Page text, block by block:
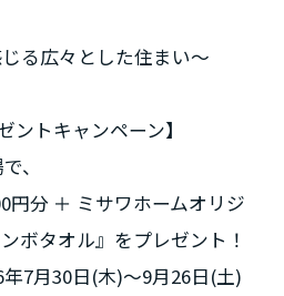
る広々とした住まい～
ントキャンペーン】
、
円分 ＋ ミサワホームオリジ
ボタオル』をプレゼント！
7月30日(木)～9月26日(土)